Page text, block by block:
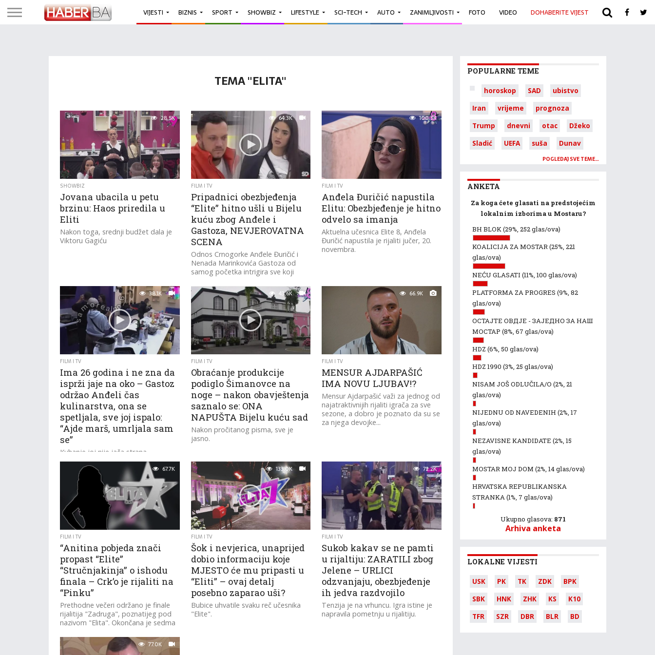
VIJESTI BIZNIS SPORT SHOWBIZ LIFESTYLE SCI-TECH AUTO ZANIMLJIVOSTI FOTO VIDEO DOHABERITE VIJEST ARHIVA
TEMA "ELITA"
28.5K
SHOWBIZ
Jovana ubacila u petu
brzinu: Haos priredila u
Eliti
Nakon toga, srednji budžet dala je
Viktoru Gagiću
64.3K
FILM I TV
Pripadnici obezbjeđenja
“Elite” hitno ušli u Bijelu
kuću zbog Anđele i
Gastoza, NEVJEROVATNA
SCENA
Odnos Crnogorke Anđele Đuričić i
Nenada Marinkovića Gastoza od
samog početka intrigira sve koji
“Elita 8”.
100.3K
FILM I TV
Anđela Đuričić napustila
Elitu: Obezbjeđenje je hitno
odvelo sa imanja
Aktuelna učesnica Elite 8, Anđela
Đuričić napustila je rijaliti jučer, 20.
novembra.
38.1K
FILM I TV
Ima 26 godina i ne zna da
isprži jaje na oko – Gastoz
održao Anđeli čas
kulinarstva, ona se
spetljala, sve joj ispalo:
“Ajde marš, umrljala sam
se”
Kuhanje joj nije jača strana.
43.6K
FILM I TV
Obraćanje produkcije
podiglo Šimanovce na
noge – nakon obavještenja
saznalo se: ONA
NAPUŠTA Bijelu kuću sad
Nakon pročitanog pisma, sve je
jasno.
66.9K
FILM I TV
MENSUR AJDARPAŠIĆ
IMA NOVU LJUBAV!?
Mensur Ajdarpašić važi za jednog od
najatraktivnijih rijaliti igrača za sve
sezone, a dobro je poznato da su se
za njega devojke...
67.7K
FILM I TV
“Anitina pobjeda znači
propast “Elite”
“Stručnjakinja” o ishodu
finala – Crk’o je rijaliti na
“Pinku”
Prethodne večeri održano je finale
rijalitija "Zadruga", poznatijeg pod
nazivom "Elita". Okončana je sedma
formata, a pobeda je...
133.0K
FILM I TV
Šok i nevjerica, unaprijed
dobio informaciju koje
MJESTO će mu pripasti u
“Eliti” – ovaj detalj
posebno zaparao uši?
Bubice uhvatile svaku reč učesnika
"Elite".
72.2K
FILM I TV
Sukob kakav se ne pamti
u rijaltiju: ZARATILI zbog
Jelene – URLICI
odzvanjaju, obezbjeđenje
ih jedva razdvojilo
Tenzija je na vrhuncu. Igra istine je
napravila pometnju u rijalitiju.
77.0K
POPULARNE TEME
horoskop SAD
ubistvo
Iran
vrijeme
prognoza
Trump
dnevni otac
Džeko
Sladić
UEFA suša Dunav
POGLEDAJ SVE TEME…
ANKETA
Za koga ćete glasati na predstojećim
lokalnim izborima u Mostaru?
BH BLOK(29%, 252 glas/ova)
KOALICIJA ZA MOSTAR(25%, 221
glas/ova)
NEĆU GLASATI (11%, 100 glas/ova)
PLATFORMA ZA PROGRES (9%, 82
glas/ova)
ОСТАЈТЕ ОВДЈЕ - ЗАЈЕДНО ЗА НАШ
МОСТАР (8%, 67 glas/ova)
HDZ (6%, 50 glas/ova)
HDZ 1990 (3%, 25 glas/ova)
NISAM JOŠ ODLUČILA/O (2%, 21
glas/ova)
NIJEDNU OD NAVEDENIH (2%, 17
glas/ova)
NEZAVISNE KANDIDATE (2%, 15
glas/ova)
MOSTAR MOJ DOM (2%, 14 glas/ova)
HRVATSKA REPUBLIKANSKA
STRANKA(1%, 7 glas/ova)
Ukupno glasova: 871
Arhiva anketa
LOKALNE VIJESTI
USK PK TK ZDK
BPK
SBK
HNK ZHK KS
K10
TFR
SZR DBR BLR BD